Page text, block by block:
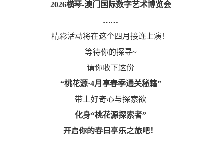
2026横琴-澳门国际数字艺术博览会
……
精彩活动将在这个四月接连上演！
等待你的探寻~
请你收下这份
“桃花源·4月享春季通关秘籍”
带上好奇心与探索欲
化身“桃花源探索者”
开启你的春日享乐之旅吧！